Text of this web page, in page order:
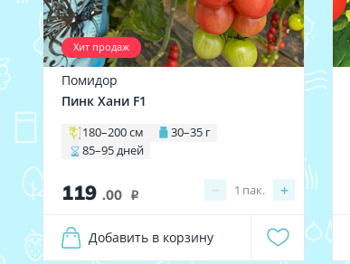
Хит продаж
Помидор
Пинк Хани F1
180–200 см
30–35 г
85–95 дней
119 .00 i − +
1 пак.
Добавить в корзину